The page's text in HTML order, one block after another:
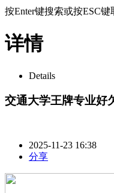
按Enter键搜索或按ESC键
详情
Details
交通大学王牌专业好
2025-11-23 16:38
分享